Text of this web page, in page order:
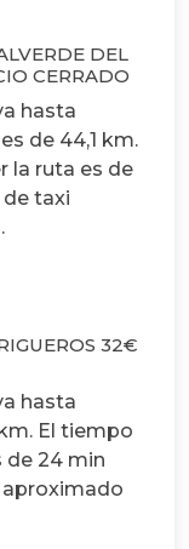
DEL
CERRADO
hasta
de 44,1 km.
la ruta es de
taxi
32€
hasta
El tiempo
de 24 min